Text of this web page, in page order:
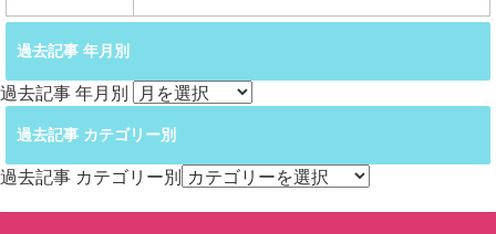
過去記事 年月別
過去記事 年月別
過去記事 カテゴリー別
過去記事 カテゴリー別